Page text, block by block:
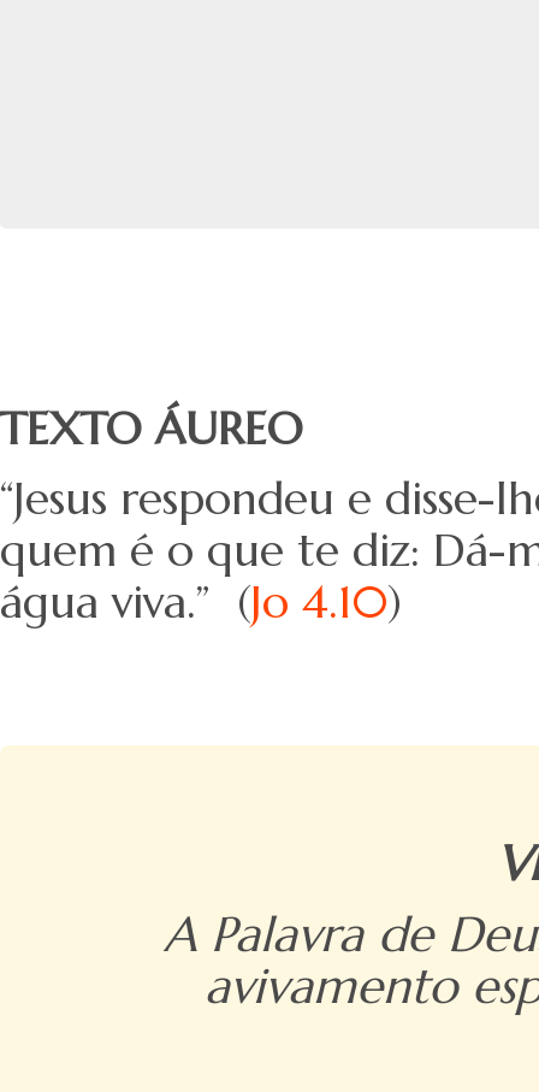
TEXTO ÁUREO
“Jesus respondeu e
quem é o que te diz: Dá-
água viva.” (Jo 4.10)
A Palavra de
avivamento